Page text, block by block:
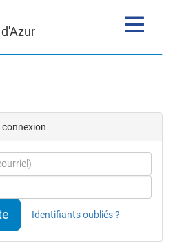
Toggle
Identifiants oubliés ?